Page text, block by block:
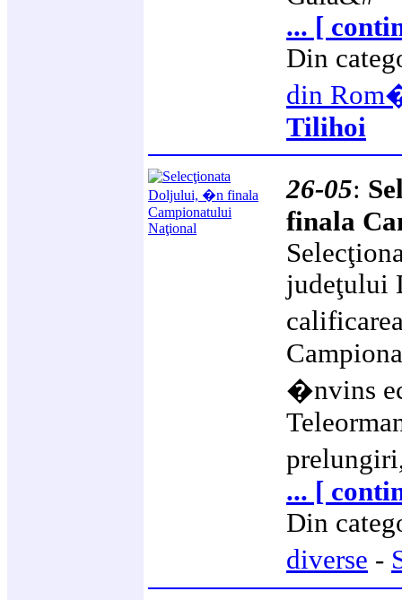
... [
Din
din
Tilihoi
26-05:
finala
judeţului
�nvins
... [
Din
diverse -